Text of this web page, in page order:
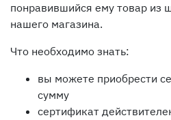
понравившийся ему товар из
нашего магазина.
Что необходимо знать:
вы можете приобрести
сумму
сертификат